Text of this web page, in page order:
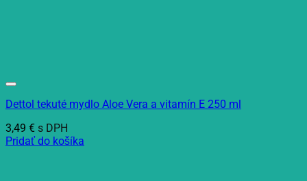
Dettol tekuté mydlo Aloe Vera a vitamín E 250 ml
3,49 € s DPH
Pridať do košíka